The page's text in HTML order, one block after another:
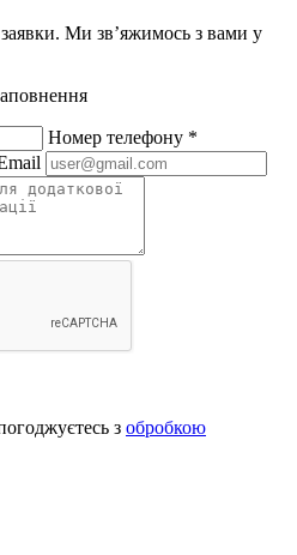
Ми зв’яжимось з вами у
Номер телефону *
з обробкою